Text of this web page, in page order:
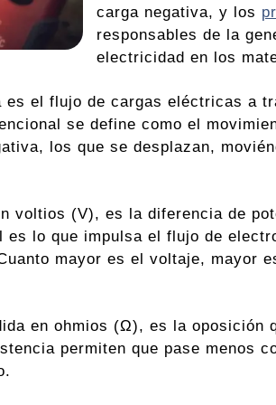
carga negativa, y los
responsables de la
electricidad en los
el flujo de cargas eléctricas a
se define como el
los que se desplazan,
voltios (V), es la diferencia de
lo que impulsa el flujo de
mayor es el voltaje, mayor
en ohmios (Ω), es la oposición
permiten que pase menos